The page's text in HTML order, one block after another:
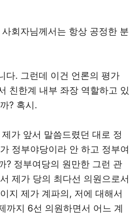
회자님께서는 항상 공정한 분
. 그런데 이건 언론의 평가
친한계 내부 좌장 역할하고 있
? 혹시.
가 앞서 말씀드렸던 대로 정
정부야당이라 안 하고 정부여
? 정부여당의 원만한 그런 관
제가 당의 최다선 의원으로서
지 제가 계파의, 저에 대해서
까지 6선 의원하면서 어느 계